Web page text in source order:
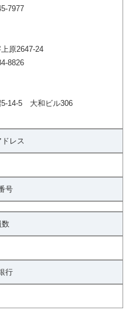
7977
原2647-24
8826
14-5 大和ビル306
ドレス
号
数
行